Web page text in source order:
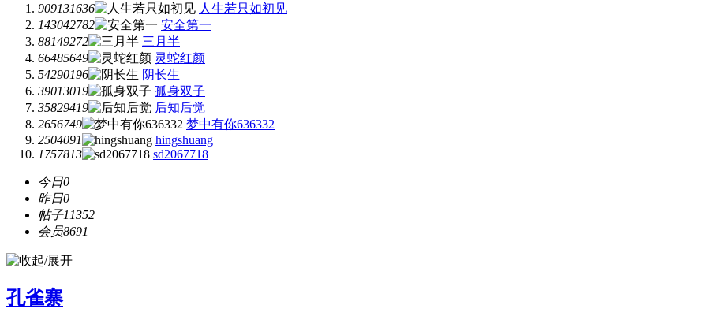
909131636
人生若只如初见
143042782
安全第一
88149272
三月半
66485649
灵蛇红颜
54290196
阴长生
39013019
孤身双子
35829419
后知后觉
2656749
梦中有你636332
2504091
hingshuang
1757813
sd2067718
今日0
昨日0
帖子11352
会员8691
孔雀寨